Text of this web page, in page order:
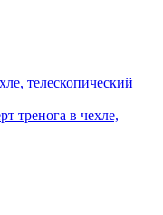
телескопический